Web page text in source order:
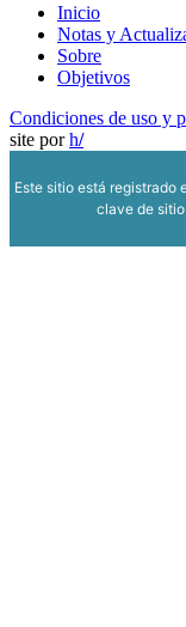
Inicio
Notas y
Sobre
Objetivos
Condiciones de uso y
site por h/
Este sitio está registrado
clave de